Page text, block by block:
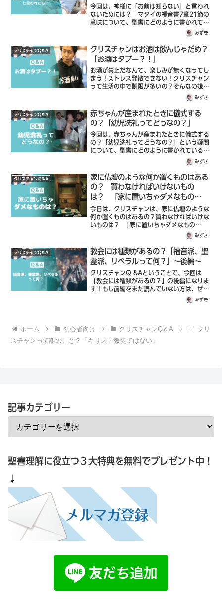
主よ』という者がみな天の御国に入る
のではなく…」
今回は、神様に「お前は知らない」と言われ
ないためには？ マタイの福音書7章21節の
意味について、聖書にどのように書かれてい
るのか説明していきます。まずは、マタイの
福音書7章21節を読みます。わたしに向かっ
て『主よ、主よ』と言う者がみな天の…
みずき
クリスチャンQ＆A
クリスチャンはお酒は飲んじゃだめ？
「お酒はタブー？！」
お酒が禁止だなんて、楽しみが無くなってし
まう！ストレス発散できない！クリスチャン
って生活の中で制限が多いの？そんなの嫌だ
な…洗礼を受けて数カ月の筆者みずきが、ゆ
うき牧師に素朴な疑問を投げかけ、聖書では
どのように言われているのか、教えて頂こう
と思います！
みずき
クリスチャンQ＆A
赤ちゃんが産まれたときに儀式する
の？「幼児洗礼ってどうなの？」
今回は、赤ちゃんが産まれたときに儀式する
の？「幼児洗礼ってどうなの？」という疑問
について、聖書にどのように書かれているの
か説明していきます。世の中だと、仏教や神
道とかで、なにか儀式がありそうな気がする
んだけど、クリスチャンとしては結論を言う
と、ありません。ただし、教会によっては次
の二つのことをする場合があります。
みずき
クリスチャンQ＆A
家に仏壇のような何か置くものはある
の？ 買わなければいけないもの
は？ 「家に置いちゃダメなもの
は？」
今日は、クリスチャンは、家に仏壇のような
何か置くものはあるの？買わなければいけな
いものは？ 「家に置いちゃダメなもの
は？」という疑問について、聖書にどのよう
に書かれているのか説明していきます。実
際、私の友達で、もともとクリスチャンでは
なかった子で「仏壇が家にあるんだけど、ど
うしたらいいと思う？」と相談されて私も分
からなくて。
みずき
クリスチャンQ＆A
教会には種類があるの？「福音派、聖
霊派、リベラルって何？」～後編～
クリスチャンQ &Aということで、今回は
「教会には種類があるの？」の後編になりま
す！もし前編をまだ読んでいない方は、ぜひ
読んでみて下さいね。前編では、教会の種類
について簡単に説明しています。前編では、
中でどんな宗派に分かれているのか？ 一体
何が違うのか？について話していきたいと思
います。
みずき
ホーム 初心者向け クリスチャンQ＆A
クリ
スチャンって誰のこと？「キリスト教徒ではない」
記事カテゴリー
聖書理解に役立つ３大特典を無料でプレゼント中！
↓